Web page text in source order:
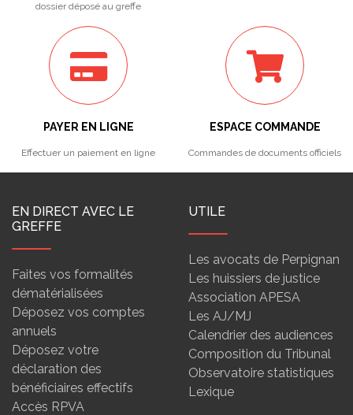
dossier déposé au greffe
PAYER EN LIGNE
Effectuer un paiement en ligne
ESPACE COMMANDE
Commandes de documents officiels
EN DIRECT AVEC LE
GREFFE
Faites vos formalités
dématérialisées
Déposez vos comptes
annuels
Déposez votre
déclaration des
bénéficiaires effectifs
Accès RPVA
UTILE
Les avocats de Perpignan
Les huissiers de justice
Association APESA
Les AJ/MJ
Calendrier des audiences
Composition du Tribunal
Observatoire statistiques
Lexique